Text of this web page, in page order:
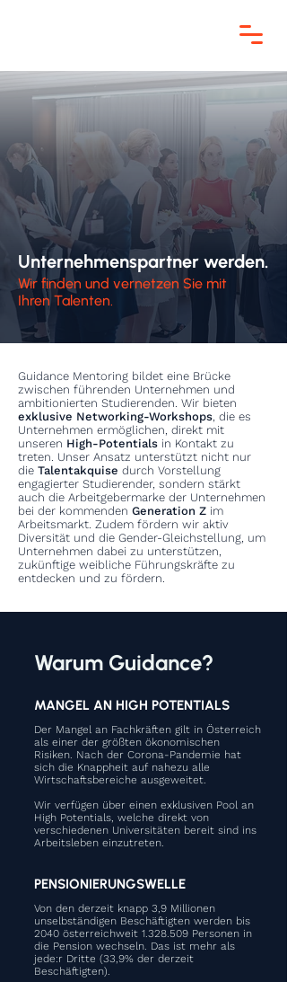
Unternehmenspartner werden.
Wir finden und vernetzen Sie mit
Ihren Talenten.
Guidance Mentoring bildet eine Brücke
zwischen führenden Unternehmen und
ambitionierten Studierenden. Wir bieten
exklusive Networking-Workshops, die es
Unternehmen ermöglichen, direkt mit
unseren High-Potentials in Kontakt zu
treten. Unser Ansatz unterstützt nicht nur
die Talentakquise durch Vorstellung
engagierter Studierender, sondern stärkt
auch die Arbeitgebermarke der Unternehmen
bei der kommenden Generation Z im
Arbeitsmarkt. Zudem fördern wir aktiv
Diversität und die Gender-Gleichstellung, um
Unternehmen dabei zu unterstützen,
zukünftige weibliche Führungskräfte zu
entdecken und zu fördern.
Warum Guidance?
MANGEL AN HIGH POTENTIALS
Der Mangel an Fachkräften gilt in Österreich
als einer der größten ökonomischen
Risiken. Nach der Corona-Pandemie hat
sich die Knappheit auf nahezu alle
Wirtschaftsbereiche ausgeweitet.
Wir verfügen über einen exklusiven Pool an
High Potentials, welche direkt von
verschiedenen Universitäten bereit sind ins
Arbeitsleben einzutreten. ​
PENSIONIERUNGSWELLE
Von den derzeit knapp 3,9 Millionen
unselbständigen Beschäftigten werden bis
2040 österreichweit 1.328.509 Personen in
die Pension wechseln. Das ist mehr als
jede:r Dritte (33,9% der derzeit
Beschäftigten).